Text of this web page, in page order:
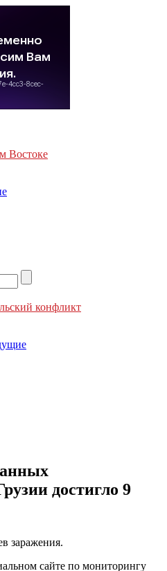
Востоке
конфликт
достигло 9
заражения.
сайте по мониторингу